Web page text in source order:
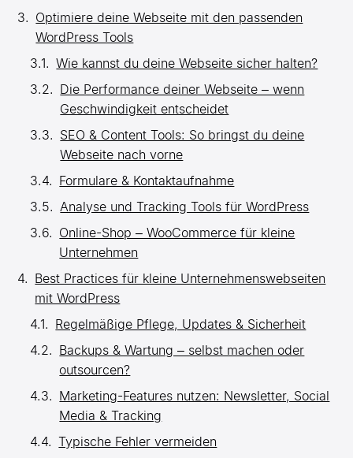
Optimiere deine Webseite mit den passenden
WordPress Tools
Wie kannst du deine Webseite sicher halten?
Die Performance deiner Webseite – wenn
Geschwindigkeit entscheidet
SEO & Content Tools: So bringst du deine
Webseite nach vorne
Formulare & Kontaktaufnahme
Analyse und Tracking Tools für WordPress
Online-Shop – WooCommerce für kleine
Unternehmen
Best Practices für kleine Unternehmenswebseiten
mit WordPress
Regelmäßige Pflege, Updates & Sicherheit
Backups & Wartung – selbst machen oder
outsourcen?
Marketing-Features nutzen: Newsletter, Social
Media & Tracking
Typische Fehler vermeiden